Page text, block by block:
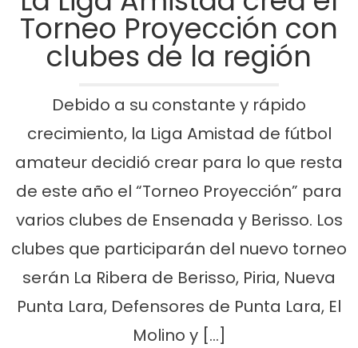
Torneo Proyección con
clubes de la región
Debido a su constante y rápido
crecimiento, la Liga Amistad de fútbol
amateur decidió crear para lo que resta
de este año el “Torneo Proyección” para
varios clubes de Ensenada y Berisso. Los
clubes que participarán del nuevo torneo
serán La Ribera de Berisso, Piria, Nueva
Punta Lara, Defensores de Punta Lara, El
Molino y […]